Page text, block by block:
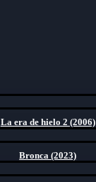
La era de hielo 2 (2006)
Bronca (2023)